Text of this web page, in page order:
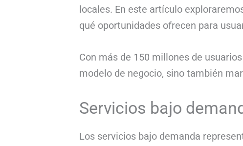
locales. En este artículo
qué oportunidades ofrecen para
Con más de 150 millones de
modelo de negocio, sino también
Servicios bajo
Los servicios bajo demanda